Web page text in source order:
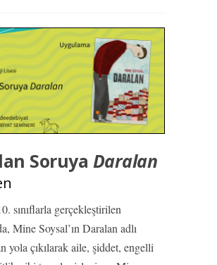
Soruya Daralan
sınıflarla gerçekleştirilen
Mine Soysal’ın Daralan adlı
yola çıkılarak aile, şiddet, engelli